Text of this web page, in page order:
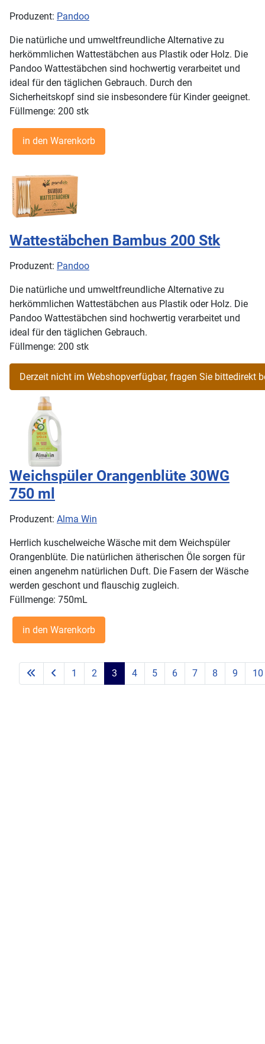
Produzent: Pandoo
Die natürliche und umweltfreundliche Alternative zu
herkömmlichen Wattestäbchen aus Plastik oder Holz. Die
Pandoo Wattestäbchen sind hochwertig verarbeitet und
ideal für den täglichen Gebrauch. Durch den
Sicherheitskopf sind sie insbesondere für Kinder geeignet.
Füllmenge: 200 stk
Wattestäbchen Bambus 200 Stk
Produzent: Pandoo
Die natürliche und umweltfreundliche Alternative zu
herkömmlichen Wattestäbchen aus Plastik oder Holz. Die
Pandoo Wattestäbchen sind hochwertig verarbeitet und
ideal für den täglichen Gebrauch.
Füllmenge: 200 stk
Weichspüler Orangenblüte 30WG
750 ml
Produzent: Alma Win
Herrlich kuschelweiche Wäsche mit dem Weichspüler
Orangenblüte. Die natürlichen ätherischen Öle sorgen für
einen angenehm natürlichen Duft. Die Fasern der Wäsche
werden geschont und flauschig zugleich.
Füllmenge: 750mL
1 2 3 4 5 6 7 8 9 10